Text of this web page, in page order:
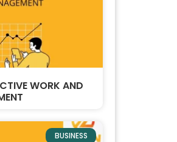
WORK AND
BUSINESS